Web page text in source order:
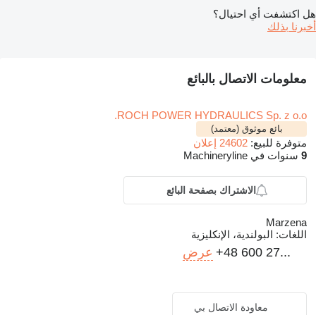
هل اكتشفت أي احتيال؟
أخبرنا بذلك
معلومات الاتصال بالبائع
ROCH POWER HYDRAULICS Sp. z o.o.
بائع موثوق (معتمد)
متوفرة للبيع: 24602 إعلان
9 سنوات في Machineryline
الاشتراك بصفحة البائع
Marzena
اللغات: البولندية، الإنكليزية
+48 600 27... عرض
معاودة الاتصال بي